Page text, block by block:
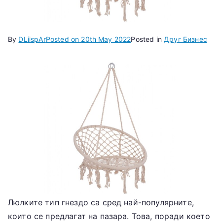
By DLiispArPosted on 20th May 2022Posted in Друг Бизнес
Люлките тип гнездо са сред най-популярните,
които се предлагат на пазара. Това, поради което